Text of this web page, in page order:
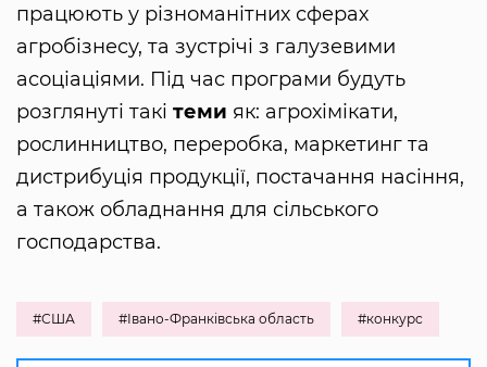
працюють у різноманітних сферах
агробізнесу, та зустрічі з галузевими
асоціаціями. Під час програми будуть
розглянуті такі теми як: агрохімікати,
рослинництво, переробка, маркетинг та
дистрибуція продукції, постачання насіння,
а також обладнання для сільського
господарства.
#США #Івано-Франківська область #конкурс